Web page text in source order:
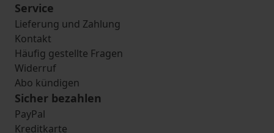
Service
Lieferung und Zahlung
Kontakt
Häufig gestellte Fragen
Widerruf
Abo kündigen
Sicher bezahlen
PayPal
Kreditkarte